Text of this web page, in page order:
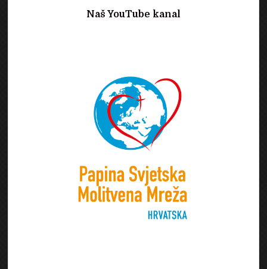
Naš YouTube kanal